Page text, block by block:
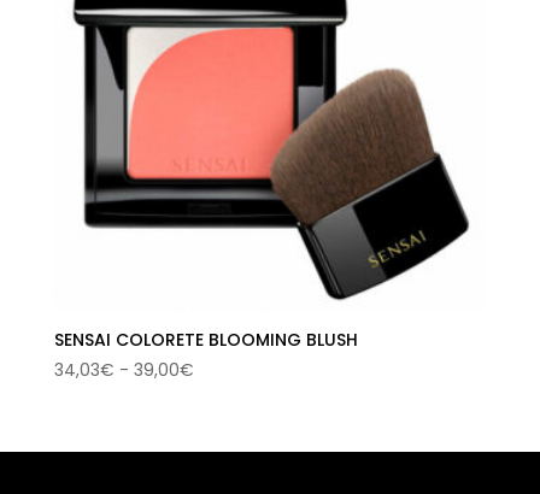
SENSAI COLORETE BLOOMING BLUSH
34,03€ - 39,00€Rango
desde